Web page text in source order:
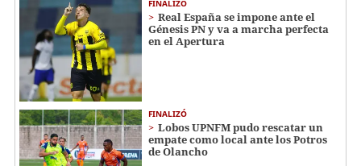
FINALIZÓ
Real España se impone ante el
Génesis PN y va a marcha perfecta
en el Apertura
FINALIZÓ
Lobos UPNFM pudo rescatar un
empate como local ante los Potros
de Olancho